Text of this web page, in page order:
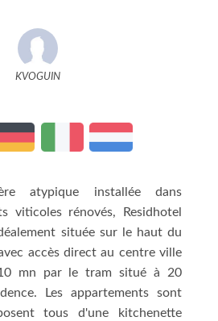
KVOGUIN
atypique installée dans
viticoles rénovés, Residhotel
située sur le haut du
accès direct au centre ville
mn par le tram situé à 20
Les appartements sont
tous d'une kitchenette